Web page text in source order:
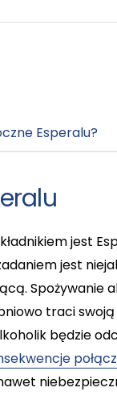
Esperalu?
jest
jest
Spożywanie
traci
będzie